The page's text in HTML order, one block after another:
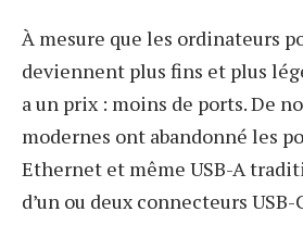
À mesure que les ordinateurs
deviennent plus fins et plus
a un prix : moins de ports. De
modernes ont abandonné les
Ethernet et même USB-A
d’un ou deux connecteurs USB-